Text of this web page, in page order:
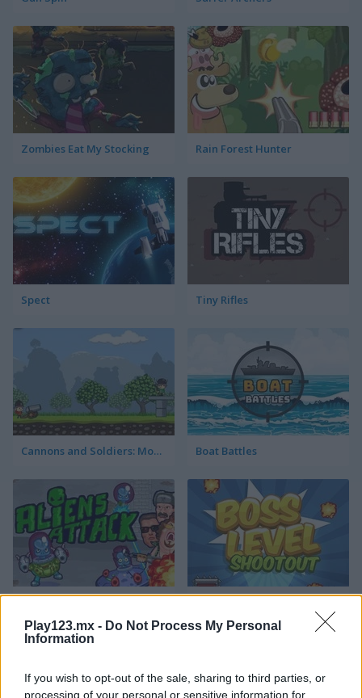
Play123.mx - Do Not Process My Personal
Information
If you wish to opt-out of the sale, sharing to third parties, or
processing of your personal or sensitive information for
Zombies Eat My Stocking Rain Forest Hunter
Spect Tiny Rifles
Cannons and Soldiers: Mountain Offense Boat Battles
Categorías Relacionadas
juegos de aviones